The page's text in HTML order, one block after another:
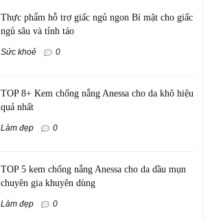
Thực phẩm hỗ trợ giấc ngủ ngon Bí mật cho giấc
ngủ sâu và tỉnh táo
Sức khoẻ 0
TOP 8+ Kem chống nắng Anessa cho da khô hiệu
quả nhất
Làm đẹp 0
TOP 5 kem chống nắng Anessa cho da dầu mụn
chuyên gia khuyên dùng
Làm đẹp 0